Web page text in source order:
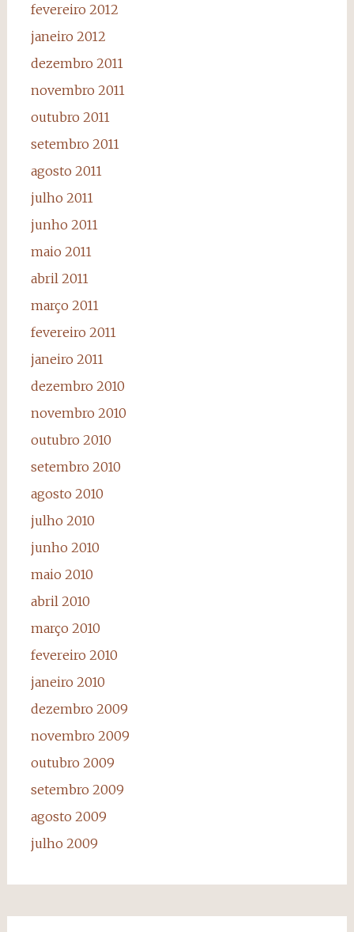
fevereiro 2012
janeiro 2012
dezembro 2011
novembro 2011
outubro 2011
setembro 2011
agosto 2011
julho 2011
junho 2011
maio 2011
abril 2011
março 2011
fevereiro 2011
janeiro 2011
dezembro 2010
novembro 2010
outubro 2010
setembro 2010
agosto 2010
julho 2010
junho 2010
maio 2010
abril 2010
março 2010
fevereiro 2010
janeiro 2010
dezembro 2009
novembro 2009
outubro 2009
setembro 2009
agosto 2009
julho 2009